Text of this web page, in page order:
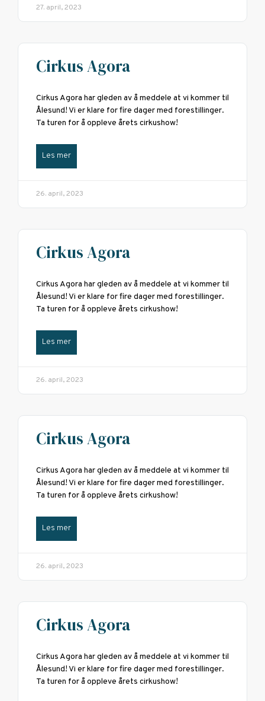
27. april, 2023
Cirkus Agora
Cirkus Agora har gleden av å meddele at vi kommer til
Ålesund! Vi er klare for fire dager med forestillinger.
Ta turen for å oppleve årets cirkushow!
Les mer
26. april, 2023
Cirkus Agora
Cirkus Agora har gleden av å meddele at vi kommer til
Ålesund! Vi er klare for fire dager med forestillinger.
Ta turen for å oppleve årets cirkushow!
Les mer
26. april, 2023
Cirkus Agora
Cirkus Agora har gleden av å meddele at vi kommer til
Ålesund! Vi er klare for fire dager med forestillinger.
Ta turen for å oppleve årets cirkushow!
Les mer
26. april, 2023
Cirkus Agora
Cirkus Agora har gleden av å meddele at vi kommer til
Ålesund! Vi er klare for fire dager med forestillinger.
Ta turen for å oppleve årets cirkushow!